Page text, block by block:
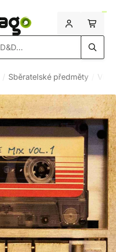
Sběratelské předměty